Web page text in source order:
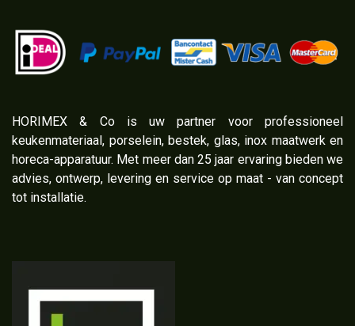
​HORIMEX & Co is uw partner voor professioneel
keukenmateriaal, porselein, bestek, glas, inox maatwerk en
horeca-apparatuur. Met meer dan 25 jaar ervaring bieden we
advies, ontwerp, levering en service op maat - van concept
tot installatie.